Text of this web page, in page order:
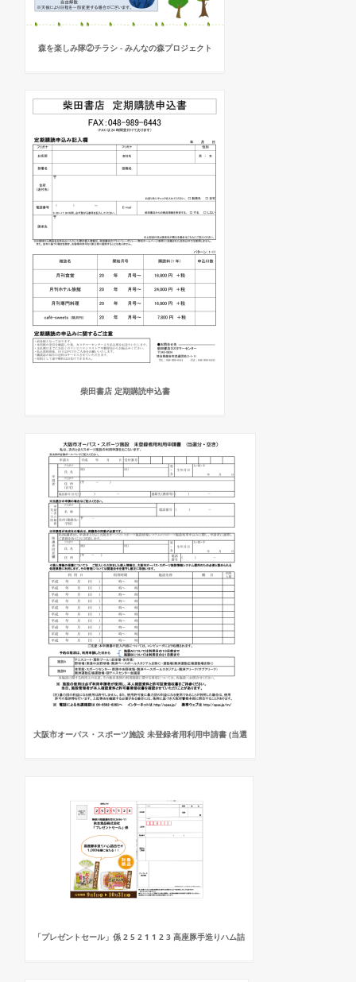
森を楽しみ隊②チラシ - みんなの森プロジェクト
柴田書店 定期購読申込書
大阪市オーパス・スポーツ施設 未登録者用利用申請書 (当選
「プレゼントセール」係 2 5 2 1 1 2 3 高座豚手造りハム詰